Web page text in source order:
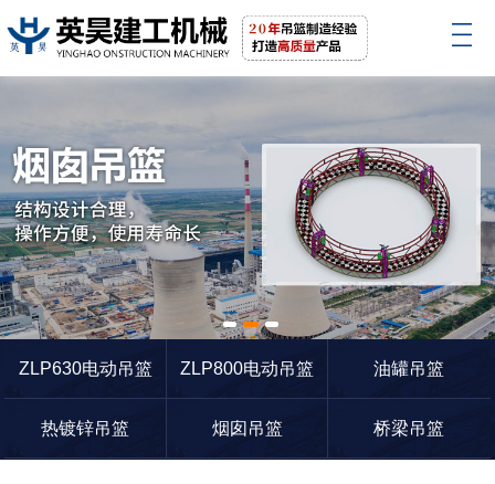
1 2 3
ZLP630电动吊篮
ZLP800电动吊篮 油罐吊篮
热镀锌吊篮 烟囱吊篮 桥梁吊篮